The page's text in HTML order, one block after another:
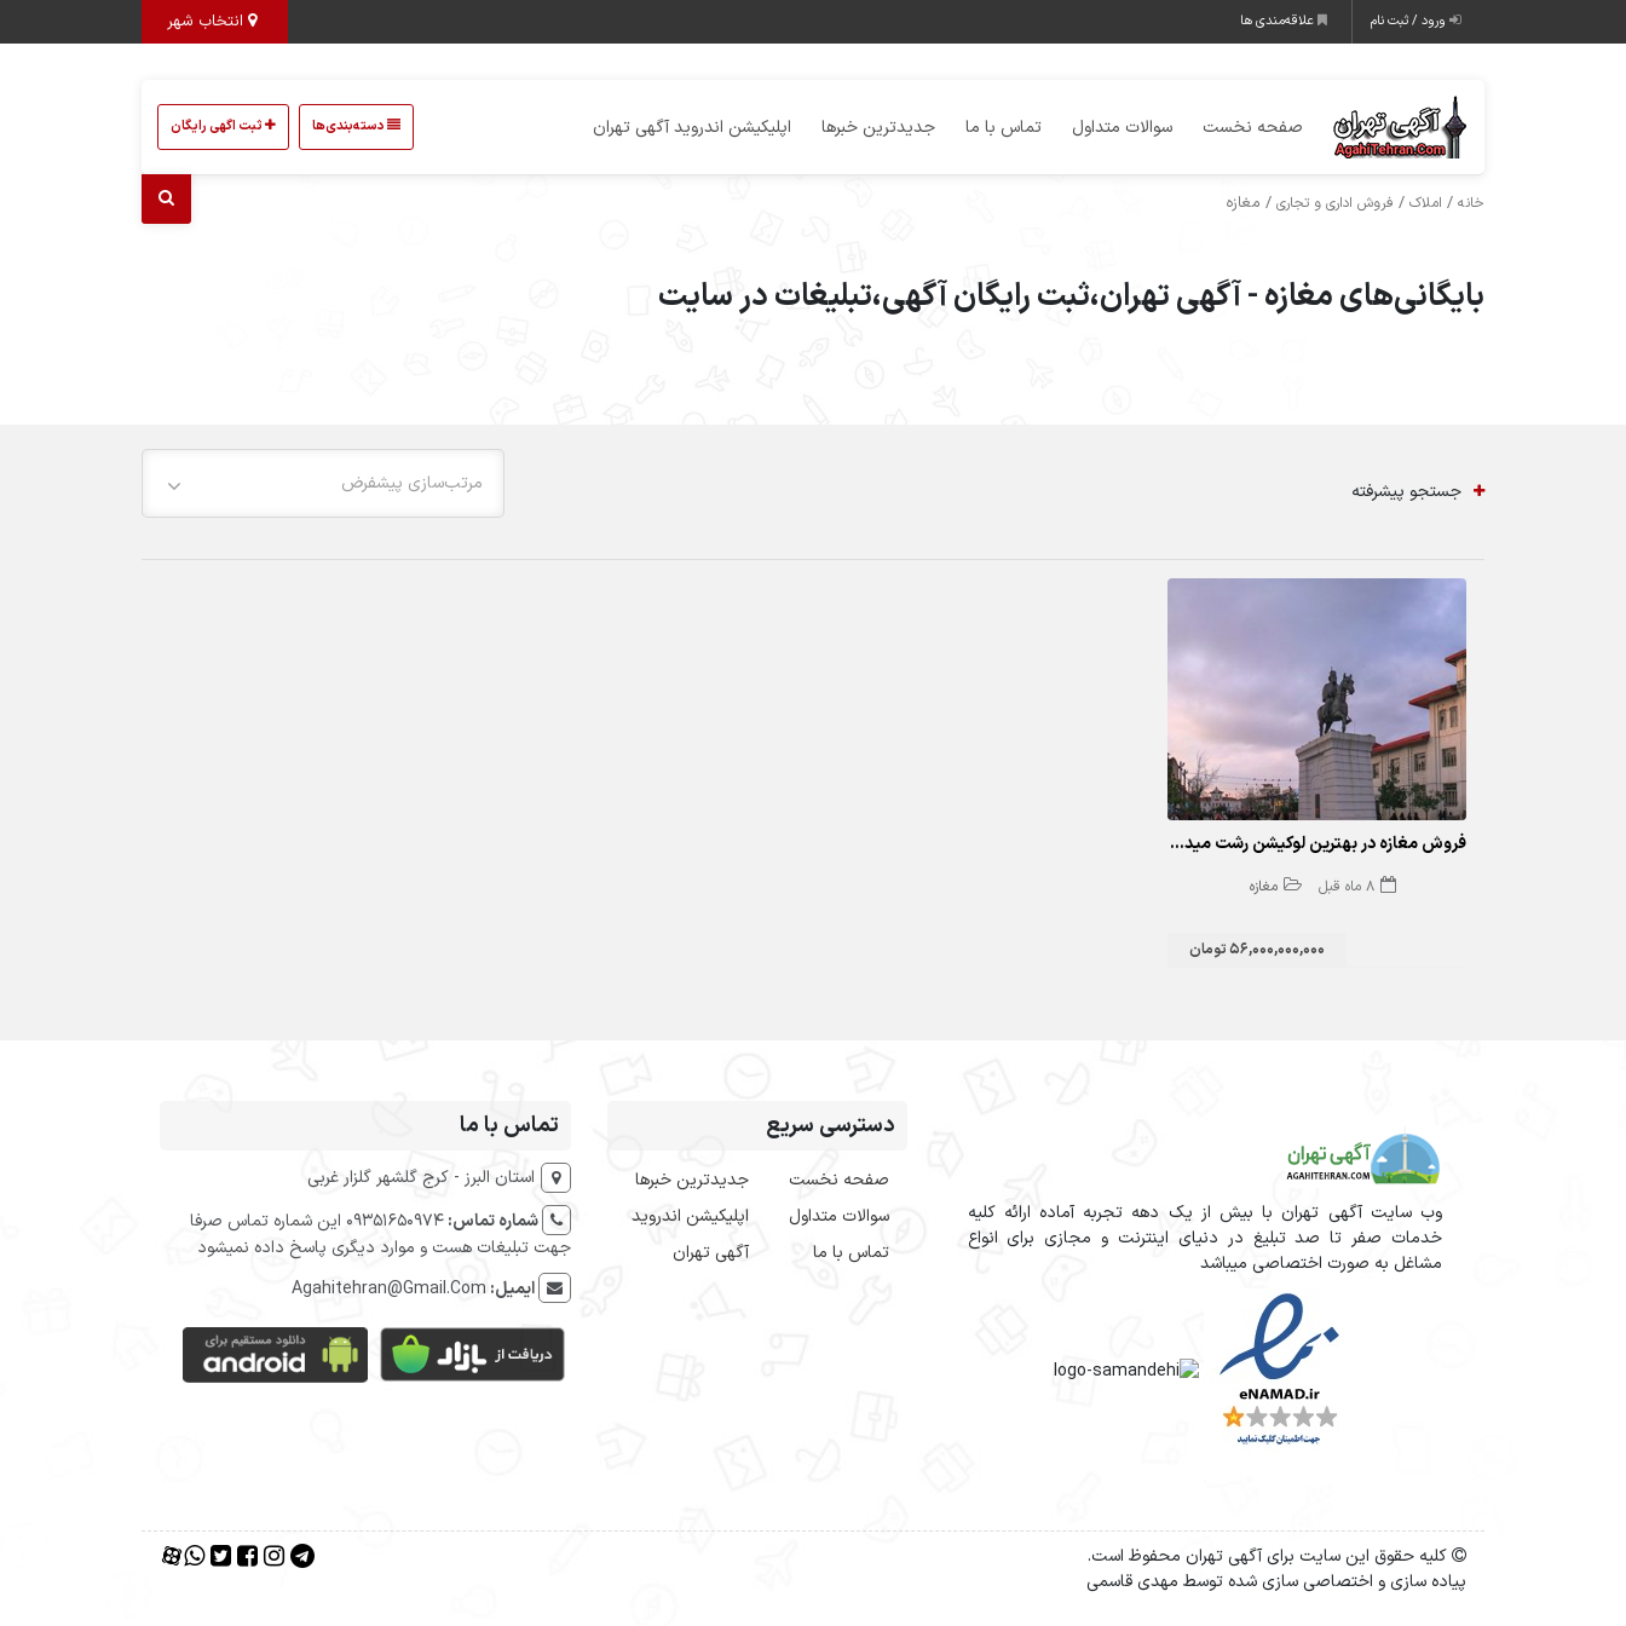
انتخاب شهر ورود / ثبت نام علاقه‌مندی ها
صفحه نخست سوالات متداول تماس با ما جدیدترین خبرها اپلیکیشن اندروید آگهی تهران دسته‌بندی‌ها ثبت اگهی رایگان
خانه / املاک / فروش اداری و تجاری / مغازه
بایگانی‌های مغازه - آگهی تهران،ثبت رایگان آگهی،تبلیغات در سایت
مرتب‌سازی پیشفرض جستجو پیشرفته
56,000,000,000 تومان
فروش مغازه در بهترین لوکیشن رشت میدان شهرداری
8 ماه قبل مغازه
وب سایت آگهی تهران با بیش از یک دهه تجربه آماده ارائه کلیه
خدمات صفر تا صد تبلیغ در دنیای اینترنت و مجازی برای انواع
مشاغل به صورت اختصاصی میباشد
دسترسی سریع
صفحه نخست
سوالات متداول
تماس با ما
جدیدترین خبرها
اپلیکیشن اندروید
آگهی تهران
تماس با ما
استان البرز - کرج گلشهر گلزار غربی
شماره تماس:
09351650974 این شماره تماس صرفا
جهت تبلیغات هست و موارد دیگری پاسخ داده نمیشود
ایمیل: Agahitehran@Gmail.Com
کلیه حقوق این سایت برای آگهی تهران محفوظ است.
پیاده سازی و اختصاصی سازی شده توسط مهدی قاسمی